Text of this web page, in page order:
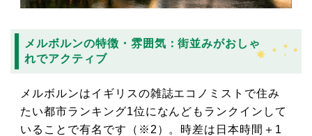
メルボルンの特徴・雰囲気：街並みがおしゃ
れでアクティブ
メルボルンはイギリスの雑誌エコノミストで住み
たい都市ランキング1位になんどもランクインして
いることで有名です（※2）。時差は日本時間＋1